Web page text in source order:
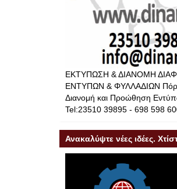
ΕΚΤΥΠΩΣΗ & ΔΙΑΝΟΜΗ
ΕΝΤΥΠΩΝ & ΦΥΛΛΑΔΙΩΝ
Διανομή και Προώθηση
Tel:23510 39895 - 698 598
Ανακαλύψτε νέες ιδέες.
σας επιχείρηση